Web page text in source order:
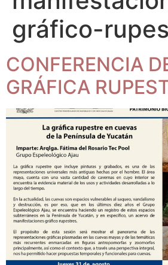
gráfico-
CONFERENCIA
GRÁFICA